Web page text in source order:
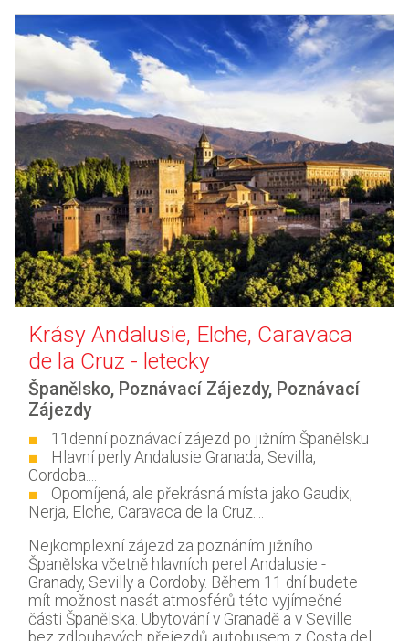
Krásy Andalusie, Elche, Caravaca
de la Cruz - letecky
Španělsko, Poznávací Zájezdy, Poznávací
Zájezdy
11denní poznávací zájezd po jižním Španělsku
Hlavní perly Andalusie Granada, Sevilla,
Cordoba....
Opomíjená, ale překrásná místa jako Gaudix,
Nerja, Elche, Caravaca de la Cruz....
Nejkomplexní zájezd za poznáním jižního
Španělska včetně hlavních perel Andalusie -
Granady, Sevilly a Cordoby. Během 11 dní budete
mít možnost nasát atmosférů této vyjímečné
části Španělska. Ubytování v Granadě a v Seville